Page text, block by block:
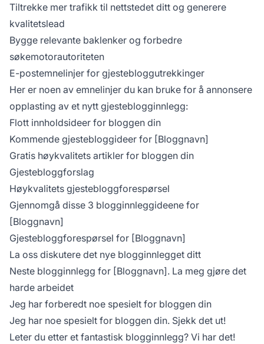
Tiltrekke mer trafikk til nettstedet ditt og generere
kvalitetslead
Bygge relevante baklenker og forbedre
søkemotorautoriteten
E-postemnelinjer for gjestebloggutrekkinger
Her er noen av emnelinjer du kan bruke for å annonsere
opplasting av et nytt gjesteblogginnlegg:
Flott innholdsideer for bloggen din
Kommende gjestebloggideer for [Bloggnavn]
Gratis høykvalitets artikler for bloggen din
Gjestebloggforslag
Høykvalitets gjestebloggforespørsel
Gjennomgå disse 3 blogginnleggideene for
[Bloggnavn]
Gjestebloggforespørsel for [Bloggnavn]
La oss diskutere det nye blogginnlegget ditt
Neste blogginnlegg for [Bloggnavn]. La meg gjøre det
harde arbeidet
Jeg har forberedt noe spesielt for bloggen din
Jeg har noe spesielt for bloggen din. Sjekk det ut!
Leter du etter et fantastisk blogginnlegg? Vi har det!